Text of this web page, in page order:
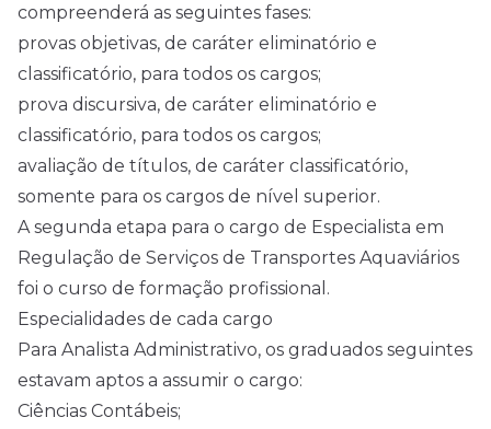
compreenderá as seguintes fases:
provas objetivas, de caráter eliminatório e
classificatório, para todos os cargos;
prova discursiva, de caráter eliminatório e
classificatório, para todos os cargos;
avaliação de títulos, de caráter classificatório,
somente para os cargos de nível superior.
A segunda etapa para o cargo de Especialista em
Regulação de Serviços de Transportes Aquaviários
foi o curso de formação profissional.
Especialidades de cada cargo
Para Analista Administrativo, os graduados seguintes
estavam aptos a assumir o cargo:
Ciências Contábeis;